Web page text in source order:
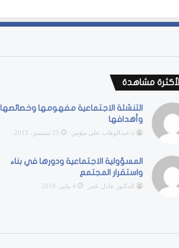
مشاهدة
التنشئة الاجتماعية مفهومها وخصائصها
وأهدافها
د/عبدالوهاب على مؤمن 25 سبتمبر، 2013
المسؤولية الاجتماعية ودورها في بناء
واستقرار المجتمع
الدكتور عادل عمر 4 يناير، 2019